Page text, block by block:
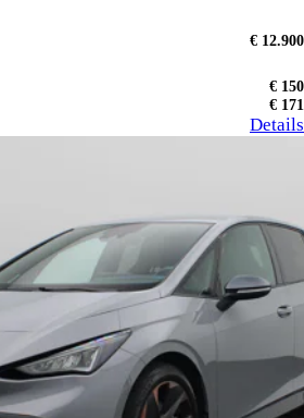
€ 12.900
€ 150
€ 171
Details